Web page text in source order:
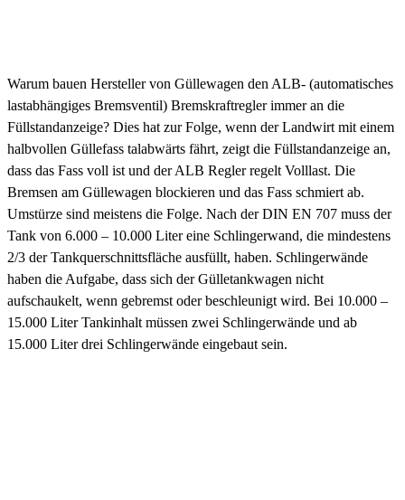
Warum bauen Hersteller von Güllewagen den ALB- (automatisches
lastabhängiges Bremsventil) Bremskraftregler immer an die
Füllstandanzeige? Dies hat zur Folge, wenn der Landwirt mit einem
halbvollen Güllefass talabwärts fährt, zeigt die Füllstandanzeige an,
dass das Fass voll ist und der ALB Regler regelt Volllast. Die
Bremsen am Güllewagen blockieren und das Fass schmiert ab.
Umstürze sind meistens die Folge. Nach der DIN EN 707 muss der
Tank von 6.000 – 10.000 Liter eine Schlingerwand, die mindestens
2/3 der Tankquerschnittsfläche ausfüllt, haben. Schlingerwände
haben die Aufgabe, dass sich der Gülletankwagen nicht
aufschaukelt, wenn gebremst oder beschleunigt wird. Bei 10.000 –
15.000 Liter Tankinhalt müssen zwei Schlingerwände und ab
15.000 Liter drei Schlingerwände eingebaut sein.